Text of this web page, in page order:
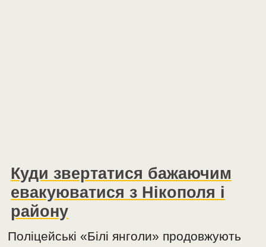
Куди звертатися бажаючим
евакуюватися з Нікополя і
району
Поліцейські «Білі янголи» продовжують